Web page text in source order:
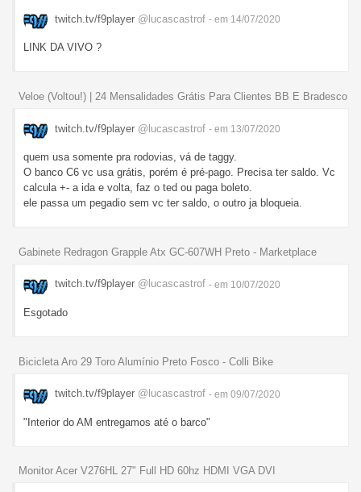
twitch.tv/f9player @lucascastrof - em 14/07/2020
LINK DA VIVO ?
Veloe (Voltou!) | 24 Mensalidades Grátis Para Clientes BB E Bradesco
twitch.tv/f9player @lucascastrof - em 13/07/2020
quem usa somente pra rodovias, vá de taggy.
O banco C6 vc usa grátis, porém é pré-pago. Precisa ter saldo. Vc
calcula +- a ida e volta, faz o ted ou paga boleto.
ele passa um pegadio sem vc ter saldo, o outro ja bloqueia.
Gabinete Redragon Grapple Atx GC-607WH Preto - Marketplace
twitch.tv/f9player @lucascastrof - em 10/07/2020
Esgotado
Bicicleta Aro 29 Toro Alumínio Preto Fosco - Colli Bike
twitch.tv/f9player @lucascastrof - em 09/07/2020
"Interior do AM entregamos até o barco"
Monitor Acer V276HL 27" Full HD 60hz HDMI VGA DVI